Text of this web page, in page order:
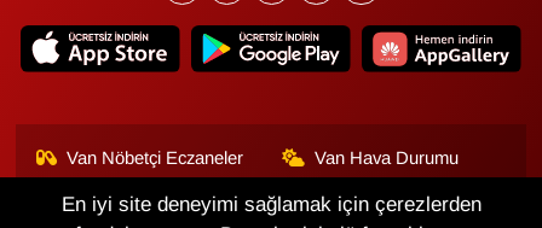
Van Nöbetçi Eczaneler Van Hava Durumu
Van Namaz Vakitleri
Van Trafik Yoğunluk
En iyi site deneyimi sağlamak için çerezlerden